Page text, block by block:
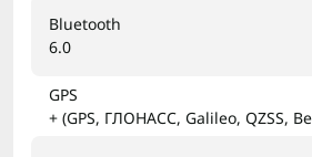
Bluetooth
6.0
GPS
+ (GPS, ГЛОНАСС, Galileo, QZSS,